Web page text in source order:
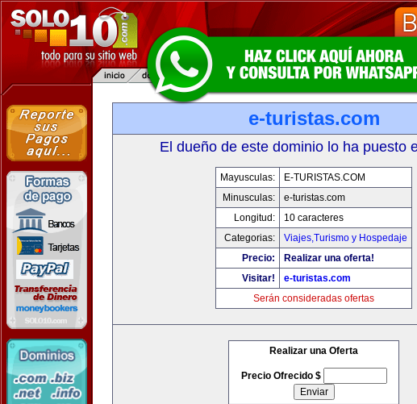
e-turistas.com
El dueño de este dominio lo ha puesto
Mayusculas:
E-TURISTAS.COM
Minusculas:
e-turistas.com
Longitud:
10 caracteres
Categorias:
Viajes,Turismo y Hospedaje
Precio:
Realizar una oferta!
Visitar!
e-turistas.com
Serán consideradas ofertas
Realizar una Oferta
Precio Ofrecido $